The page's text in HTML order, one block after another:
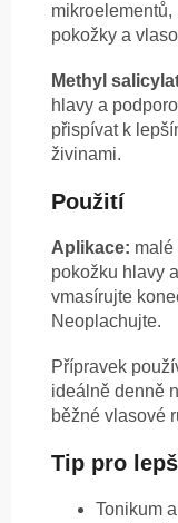
pokožky a
Methyl
hlavy a
přispívat k
živinami.
Použití
Aplikace: malé
pokožku hlavy
vmasírujte
Neoplachujte.
Přípravek
ideálně denně
běžné vlasové
Tip pro
Tonikum